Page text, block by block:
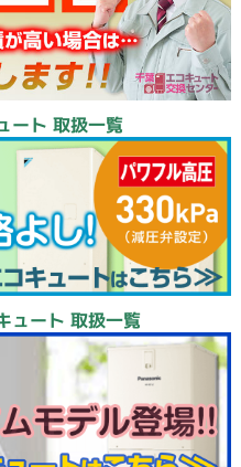
ート 取扱一覧
ュート 取扱一覧